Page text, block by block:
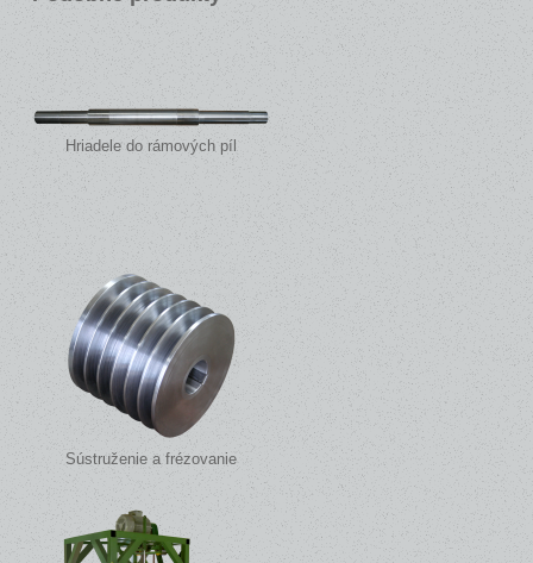
Hriadele do rámových píl
Sústruženie a frézovanie